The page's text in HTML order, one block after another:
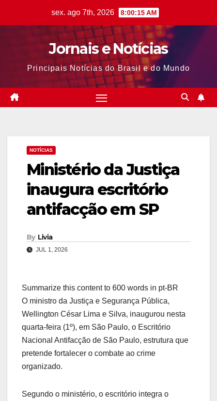
sex. ago 7th, 2026 8:00:16 AM
Jornais e Notícias
Principais Notícias do Brasil e do Mundo
NOTÍCIAS
Ministério da Justiça
inaugura escritório
antifacção em SP
By Livia
JUL 1, 2026
Summarize this content to 600 words in pt-BR
O ministro da Justiça e Segurança Pública,
Wellington César Lima e Silva, inaugurou nesta
quarta-feira (1º), em São Paulo, o Escritório
Nacional Antifacção de São Paulo, estrutura que
pretende fortalecer o combate ao crime
organizado.
Segundo o ministério, o escritório integra o